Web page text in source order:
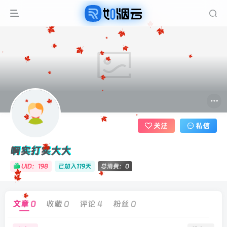
啊实打实大大
UID：198 已加入119天 总消费：0
关注 私信
文章 0 收藏 0 评论 4 粉丝 0